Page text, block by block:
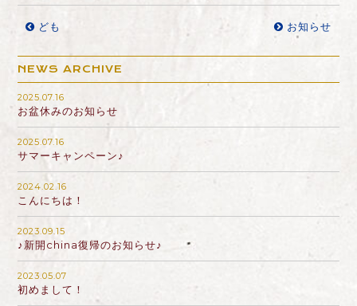
ども お知らせ
NEWS ARCHIVE
2025.07.16
お盆休みのお知らせ
2025.07.16
サマーキャンペーン♪
2024.02.16
こんにちは！
2023.09.15
♪新開china復帰のお知らせ♪
2023.05.07
初めまして！